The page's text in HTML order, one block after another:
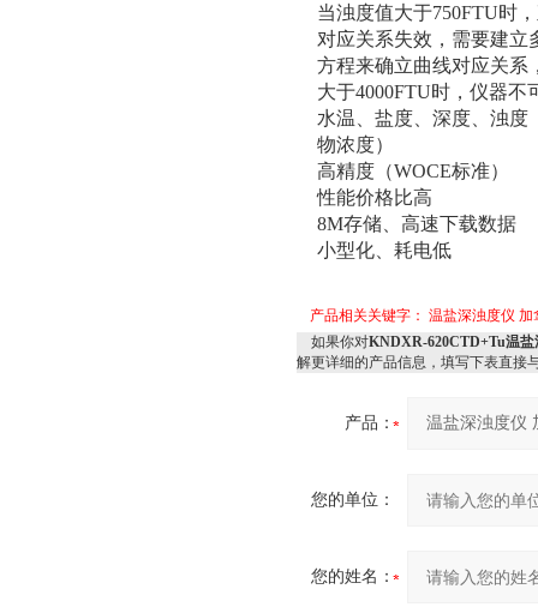
当浊度值大于750FTU时
对应关系失效，需要建立
方程来确立曲线对应关系
大于4000FTU时，仪器不
水温、盐度、深度、浊度
物浓度）
高精度（WOCE标准）
性能价格比高
8M存储、高速下载数据
小型化、耗电低
产品相关关键字： 温盐深浊度仪 加
如果你对KNDXR-620CTD+Tu温
解更详细的产品信息，填写下表直接
产品：
您的单位：
您的姓名：